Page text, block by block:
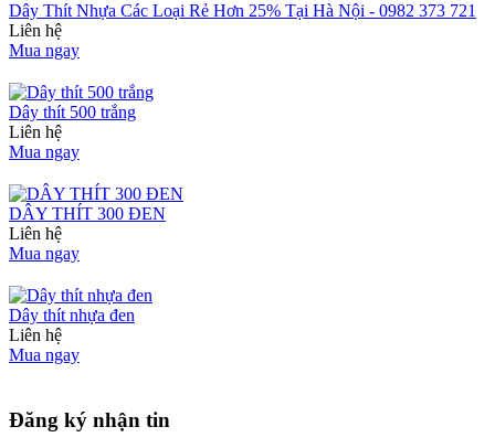
Dây Thít Nhựa Các Loại Rẻ Hơn 25% Tại Hà Nội - 0982 373 721
Liên hệ
Mua ngay
Dây thít 500 trắng
Liên hệ
Mua ngay
DÂY THÍT 300 ĐEN
Liên hệ
Mua ngay
Dây thít nhựa đen
Liên hệ
Mua ngay
Đăng ký nhận tin